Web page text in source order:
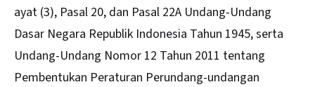
ayat (3), Pasal 20, dan Pasal 22A Undang-Undang
Dasar Negara Republik Indonesia Tahun 1945, serta
Undang-Undang Nomor 12 Tahun 2011 tentang
Pembentukan Peraturan Perundang-undangan